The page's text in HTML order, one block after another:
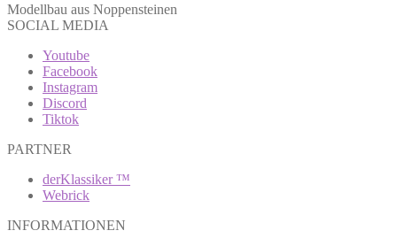
Modellbau aus Noppensteinen
SOCIAL MEDIA
Youtube
Facebook
Instagram
Discord
Tiktok
PARTNER
derKlassiker ™
Webrick
INFORMATIONEN